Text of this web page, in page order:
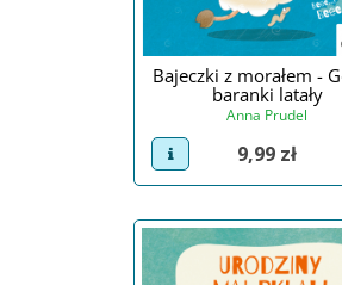
Bajeczki z morałem -
baranki latały
Anna Prudel
view product
Cena
9,99 zł